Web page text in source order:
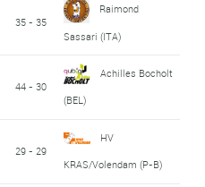
35 - 35
Raimond
Sassari (ITA)
44 - 30
Achilles Bocholt
(BEL)
29 - 29
HV
KRAS/Volendam (P-B)